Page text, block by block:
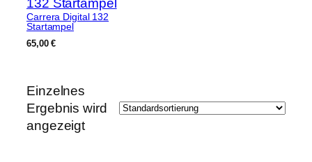
Carrera Digital 132
Startampel
65,00€
Einzelnes
Ergebnis wird
angezeigt